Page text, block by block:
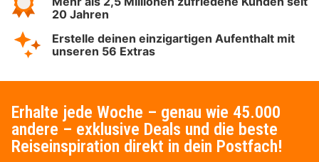
20 Jahren
Erstelle deinen einzigartigen Aufenthalt mit
unseren 56 Extras
Erhalte jede Woche – genau wie 45.000
andere – exklusive Deals und die beste
Reiseinspiration direkt in dein Postfach!